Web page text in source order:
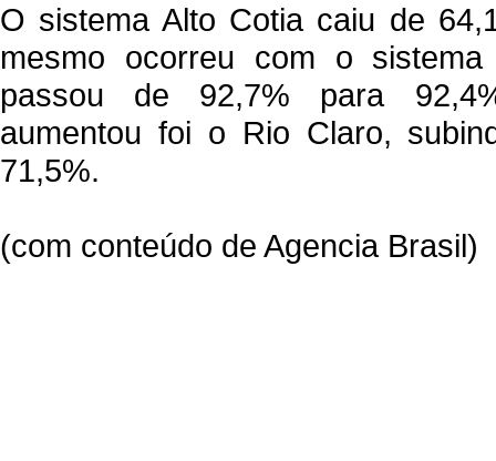
O sistema Alto Cotia caiu de
mesmo ocorreu com o
passou de 92,7% para
aumentou foi o Rio Claro,
71,5%.
(com conteúdo de Agencia Brasil)